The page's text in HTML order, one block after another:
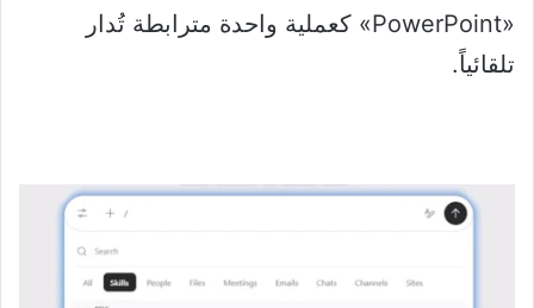
«PowerPoint» كعملية واحدة مترابطة تُدار
تلقائياً.